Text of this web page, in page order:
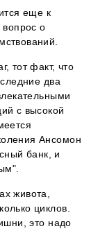
еще к
о
тот факт, что
два
с высокой
Ансомон
банк, и
живота,
циклов.
это надо